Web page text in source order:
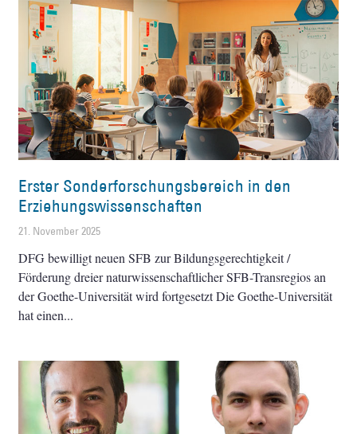
Erster Sonderforschungsbereich in den
Erziehungswissenschaften
21. November 2025
DFG bewilligt neuen SFB zur Bildungsgerechtigkeit /
Förderung dreier naturwissenschaftlicher SFB-Transregios an
der Goethe-Universität wird fortgesetzt Die Goethe-Universität
hat einen